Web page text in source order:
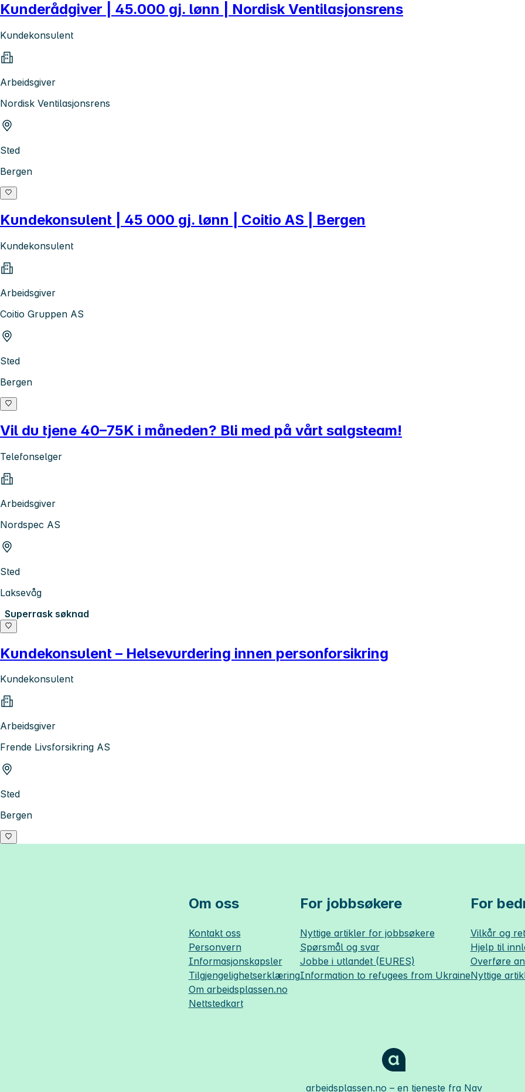
Kunderådgiver | 45.000 gj. lønn | Nordisk Ventilasjonsrens
Kundekonsulent
Arbeidsgiver
Nordisk Ventilasjonsrens
Sted
Bergen
Kundekonsulent | 45 000 gj. lønn | Coitio AS | Bergen
Kundekonsulent
Arbeidsgiver
Coitio Gruppen AS
Sted
Bergen
Vil du tjene 40–75K i måneden? Bli med på vårt salgsteam!
Telefonselger
Arbeidsgiver
Nordspec AS
Sted
Laksevåg
Superrask søknad
Kundekonsulent – Helsevurdering innen personforsikring
Kundekonsulent
Arbeidsgiver
Frende Livsforsikring AS
Sted
Bergen
Om oss
Kontakt oss
Personvern
Informasjonskapsler
Tilgjengelighetserklæring
Om arbeidsplassen.no
Nettstedkart
For jobbsøkere
Nyttige artikler for jobbsøkere
Spørsmål og svar
Jobbe i utlandet (EURES)
Information to refugees from Ukraine
For
Vilkår og
Hjelp til
Overføre
Nyttige
arbeidsplassen.no – en tjeneste fra Nav